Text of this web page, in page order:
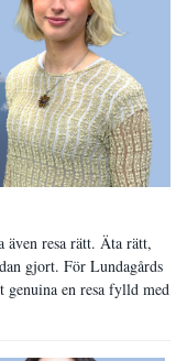
resa rätt. Äta rätt,
gjort. För Lundagårds
genuina en resa fylld med